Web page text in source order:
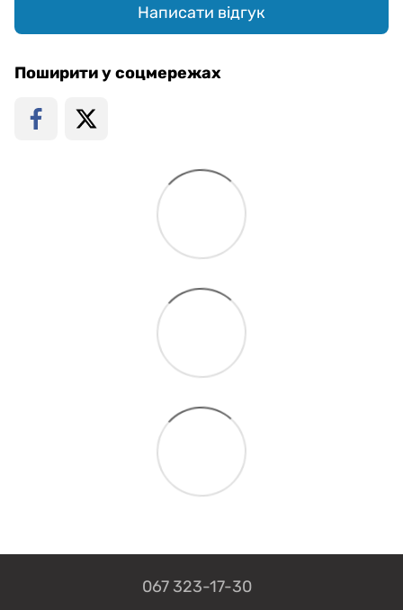
Написати відгук
Поширити у соцмережах
067 323-17-30